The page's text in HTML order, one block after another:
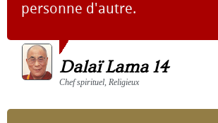
personne d'autre.
Dalaï Lama 14
Chef spirituel, Religieux